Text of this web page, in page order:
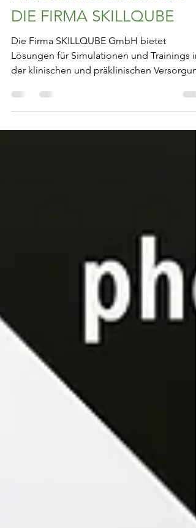
MAßGESCHNEIDERTE
PRODUKTLÖSUNG FÜR
DIE FIRMA SKILLQUBE
Lösungen für Simulationen und Trainings in
der klinischen und präklinischen